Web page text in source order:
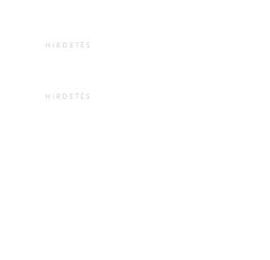
HIRDETÉS
HIRDETÉS